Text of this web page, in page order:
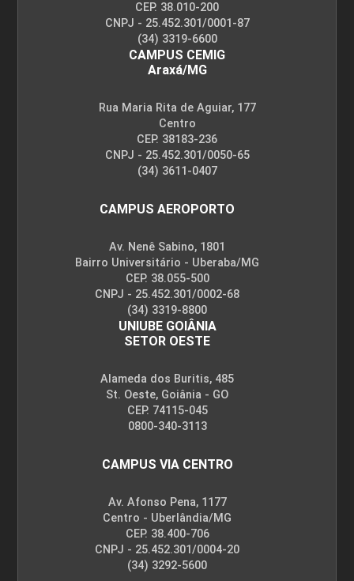
CEP. 38.010-200
CNPJ - 25.452.301/0001-87
(34) 3319-6600
CAMPUS CEMIG
Araxá/MG
Rua Maria Rita de Aguiar, 177
Centro
CEP. 38183-236
CNPJ - 25.452.301/0050-65
(34) 3611-0407
CAMPUS AEROPORTO
Av. Nenê Sabino, 1801
Bairro Universitário - Uberaba/MG
CEP. 38.055-500
CNPJ - 25.452.301/0002-68
(34) 3319-8800
UNIUBE GOIÂNIA
SETOR OESTE
Alameda dos Buritis, 485
St. Oeste, Goiânia - GO
CEP. 74115-045
0800-340-3113
CAMPUS VIA CENTRO
Av. Afonso Pena, 1177
Centro - Uberlândia/MG
CEP. 38.400-706
CNPJ - 25.452.301/0004-20
(34) 3292-5600